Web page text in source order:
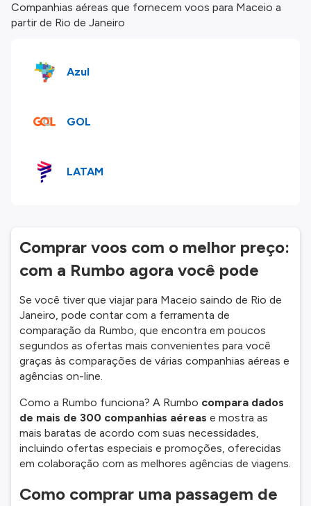
Companhias aéreas que fornecem voos para Maceio a
partir de Rio de Janeiro
Azul
GOL
LATAM
Comprar voos com o melhor preço:
com a Rumbo agora você pode
Se você tiver que viajar para Maceio saindo de Rio de
Janeiro, pode contar com a ferramenta de
comparação da Rumbo, que encontra em poucos
segundos as ofertas mais convenientes para você
graças às comparações de várias companhias aéreas e
agências on-line.
Como a Rumbo funciona? A Rumbo compara dados
de mais de 300 companhias aéreas e mostra as
mais baratas de acordo com suas necessidades,
incluindo ofertas especiais e promoções, oferecidas
em colaboração com as melhores agências de viagens.
Como comprar uma passagem de